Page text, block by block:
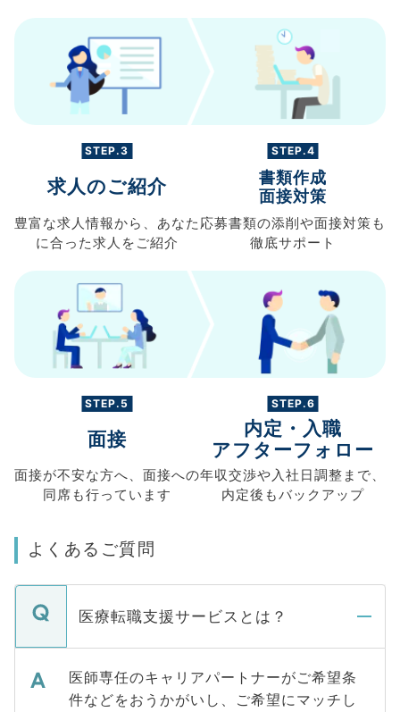
STEP.3
求人のご紹介
豊富な求人情報から、 あなた
に合った求人を ご紹介
STEP.4
書類作成
面接対策
応募書類の添削や面接対策も
徹底サポート
STEP.5
面接
面接が不安な方へ、 面接への
同席も行っています
STEP.6
内定・入職
アフターフォロー
年収交渉や入社日調整まで、
内定後もバックアップ
よくあるご質問
医療転職支援サービスとは？
医師専任のキャリアパートナーがご希望条
件などをおうかがいし、ご希望にマッチし